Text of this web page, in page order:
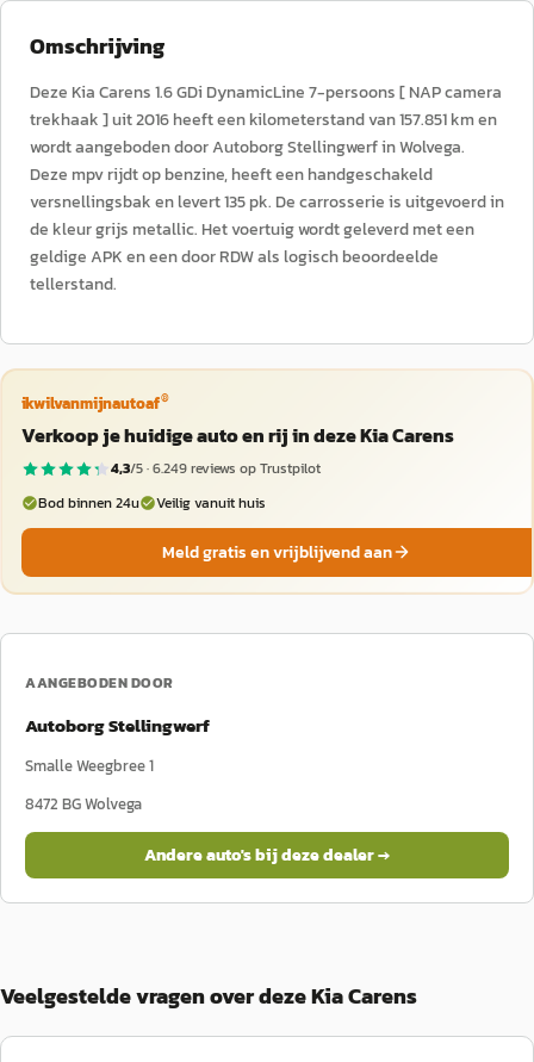
Omschrijving
Deze Kia Carens 1.6 GDi DynamicLine 7-persoons [ NAP camera
trekhaak ] uit 2016 heeft een kilometerstand van 157.851 km en
wordt aangeboden door Autoborg Stellingwerf in Wolvega.
Deze mpv rijdt op benzine, heeft een handgeschakeld
versnellingsbak en levert 135 pk. De carrosserie is uitgevoerd in
de kleur grijs metallic. Het voertuig wordt geleverd met een
geldige APK en een door RDW als logisch beoordeelde
tellerstand.
ikwilvanmijnautoaf®
Verkoop je huidige auto en rij in deze Kia Carens
4,3/5 ·6.249reviews op Trustpilot
Bod binnen 24u
Veilig vanuit huis
Meld gratis en vrijblijvend aan
AANGEBODEN DOOR
Autoborg Stellingwerf
Smalle Weegbree 1
8472 BGWolvega
Andere auto's bij deze dealer →
Veelgestelde vragen over deze Kia Carens